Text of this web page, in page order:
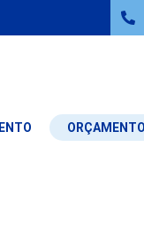
ORÇAMENTO